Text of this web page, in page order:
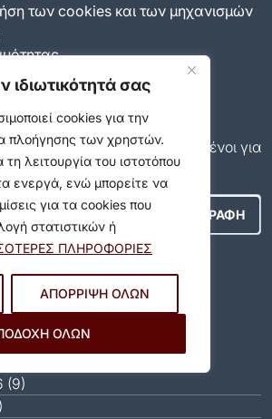
ιδιωτικότητά σας
cookies για την
πλοήγησης των χρηστών.
λειτουργία του ιστοτόπου
ενεργά, ενώ μπορείτε να
για τα cookies που
στατιστικών ή
ΠΛΗΡΟΦΟΡΙΕΣ
ΑΠΟΡΡΙΨΗ ΟΛΩΝ
ΟΛΩΝ
των cookies και των μηχανισμών
συνδρομητές στο δωρεάν
και μείνετε πάντα ενημερωμένοι για
στον δήμο μας!
Όρους Χρήσης.
(9)